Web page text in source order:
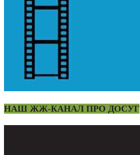
НАШ ЖЖ-КАНАЛ ПРО ДОСУГ